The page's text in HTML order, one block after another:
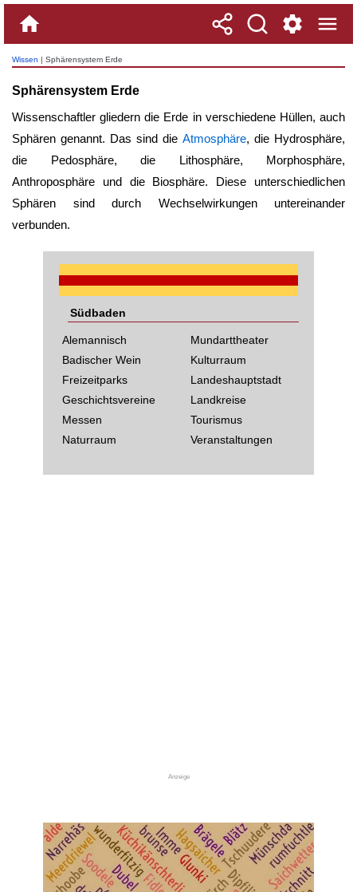
Wissen | Sphärensystem Erde
Sphärensystem Erde
Wissenschaftler gliedern die Erde in verschiedene Hüllen, auch
Sphären genannt. Das sind die Atmosphäre, die Hydrosphäre,
die Pedosphäre, die Lithosphäre, Morphosphäre,
Anthroposphäre und die Biosphäre. Diese unterschiedlichen
Sphären sind durch Wechselwirkungen untereinander
verbunden.
Südbaden
Alemannisch
Badischer Wein
Freizeitparks
Geschichtsvereine
Messen
Naturraum
Mundarttheater
Kulturraum
Landeshauptstadt
Landkreise
Tourismus
Veranstaltungen
Anzeige